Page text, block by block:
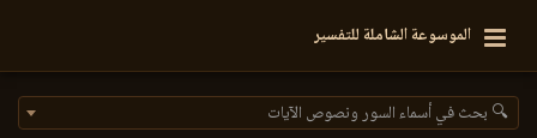
الموسوعة الشاملة للتفسير
🔍 بحث في أسماء السور ونصوص الآيات